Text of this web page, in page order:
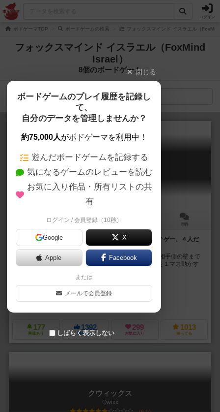
ログイン
ボドゲーマTOP ボードゲームの検索 フォックスマインド イスラエル（
フォックスマインド イスラエル（FoxMind
Israel）
8個のボードゲーム
検索メニュー
コリドール ミニ
Quoridor: Mini
15分前後 28件
相手に遠回りをさせるため、壁を作ろう！２人だとガチゲー、４人だ
とわいわい
運の介入しない、とてもシンプルなゲームです。 先に相手側の壁まで
たどり着けた人の勝ちで、手番にできることは、コマを１マス動かす
ミルコ・マルケシ（Mirko Marchesi）
フォックスマインド・イ
177
興味あり
1392
経験あり
299
お気に入り
1013
持ってる
クウィックス
Qwixx
閉じる
ボードゲームのプレイ履歴を記録し
て、
自分のデータを管理しませんか？
約75,000人がボドゲーマを利用中！
遊んだボードゲームを記録する
気になるゲームのレビューを読む
お気に入り作品・所有リストの共
有
ログイン / 会員登録（10秒）
Google X
Apple Facebook
または
メールで会員登録
しばらく表示しない